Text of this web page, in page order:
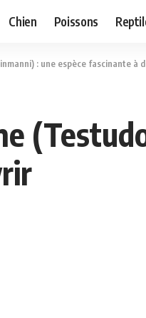
Chien Poissons
: une espèce fascinante à